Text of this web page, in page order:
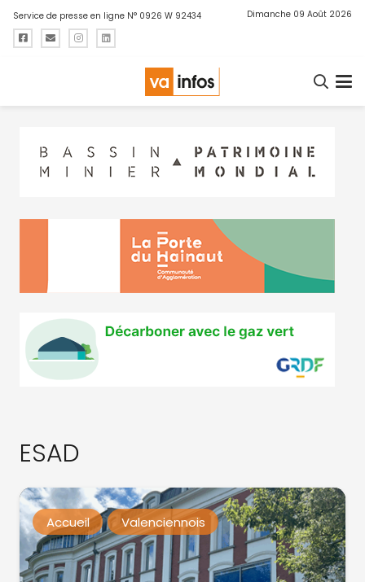
Service de presse en ligne N° 0926 W 92434 Dimanche 09 Août 2026
ESAD
Accueil Valenciennois